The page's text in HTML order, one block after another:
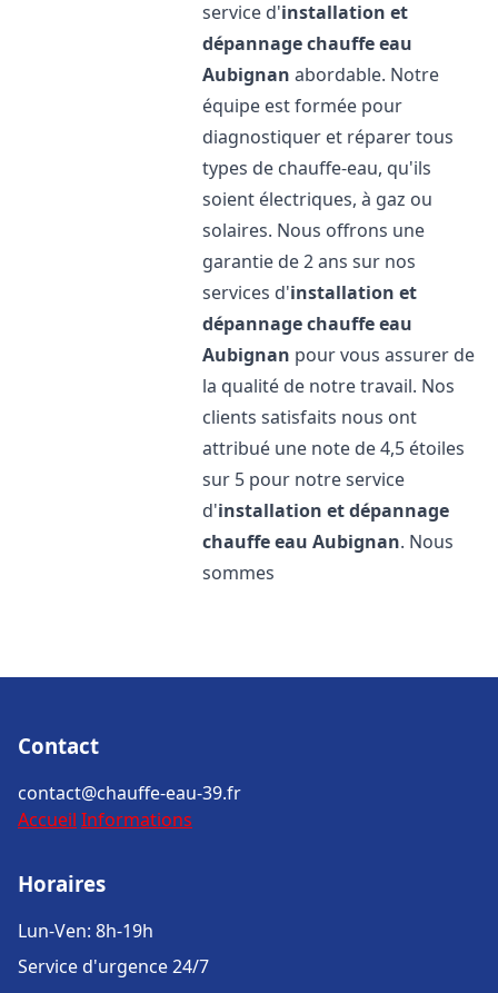
service d'installation et
dépannage chauffe eau
Aubignan abordable. Notre
équipe est formée pour
diagnostiquer et réparer tous
types de chauffe-eau, qu'ils
soient électriques, à gaz ou
solaires. Nous offrons une
garantie de 2 ans sur nos
services d'installation et
dépannage chauffe eau
Aubignan pour vous assurer de
la qualité de notre travail. Nos
clients satisfaits nous ont
attribué une note de 4,5 étoiles
sur 5 pour notre service
d'installation et dépannage
chauffe eau Aubignan. Nous
sommes
Contact
contact@chauffe-eau-39.fr
Accueil Informations
Horaires
Lun-Ven: 8h-19h
Service d'urgence 24/7